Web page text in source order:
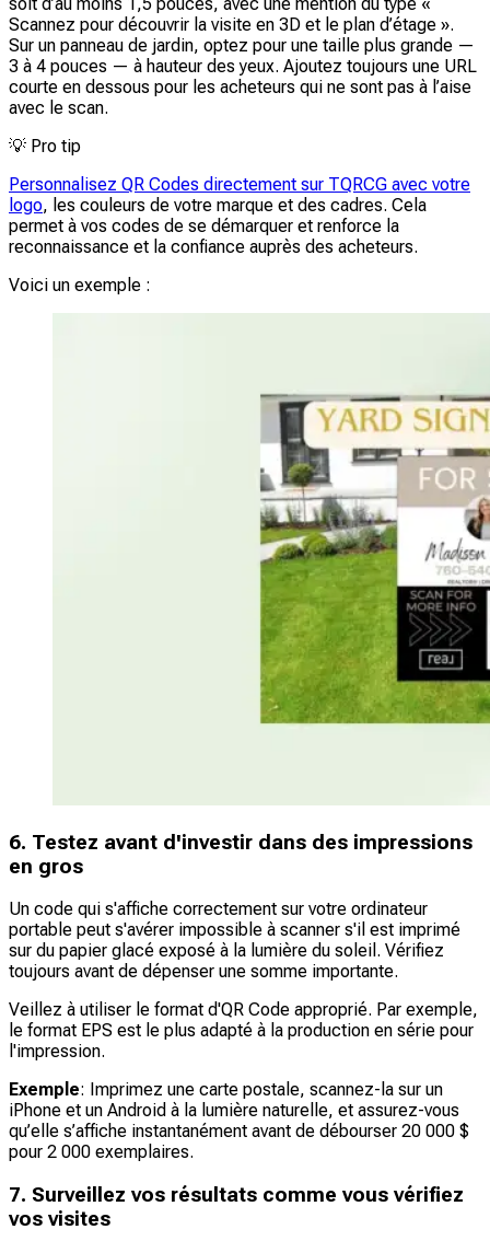
Scannez pour découvrir la visite en 3D et le plan d’étage ».
Sur un panneau de jardin, optez pour une taille plus grande —
3 à 4 pouces — à hauteur des yeux. Ajoutez toujours une URL
courte en dessous pour les acheteurs qui ne sont pas à l’aise
avec le scan.
💡 Pro tip
Personnalisez QR Codes directement sur TQRCG avec votre
logo, les couleurs de votre marque et des cadres. Cela
permet à vos codes de se démarquer et renforce la
reconnaissance et la confiance auprès des acheteurs.
Voici un exemple :
6. Testez avant d'investir dans des impressions
en gros
Un code qui s'affiche correctement sur votre ordinateur
portable peut s'avérer impossible à scanner s'il est imprimé
sur du papier glacé exposé à la lumière du soleil. Vérifiez
toujours avant de dépenser une somme importante.
Veillez à utiliser le format d'QR Code approprié. Par exemple,
le format EPS est le plus adapté à la production en série pour
l'impression.
Exemple: Imprimez une carte postale, scannez-la sur un
iPhone et un Android à la lumière naturelle, et assurez-vous
qu’elle s’affiche instantanément avant de débourser 20 000 $
pour 2 000 exemplaires.
7. Surveillez vos résultats comme vous vérifiez
vos visites